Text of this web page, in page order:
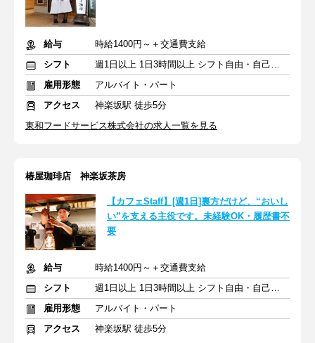
給与
時給1400円～＋交通費支給
シフト
週1日以上 1日3時間以上 シフト自由・自己申告
雇用形態
アルバイト・パート
アクセス
神楽坂駅 徒歩5分
東和フードサービス株式会社の求人一覧を見る
椿屋珈琲店 神楽坂茶房
【カフェStaff】[週1日]裏方だけど、“おいし
い”を支える主役です。未経験OK・履歴書不
要
給与
時給1400円～＋交通費支給
シフト
週1日以上 1日3時間以上 シフト自由・自己申告
雇用形態
アルバイト・パート
アクセス
神楽坂駅 徒歩5分